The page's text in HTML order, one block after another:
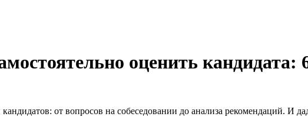
оценить кандидата:
от вопросов на собеседовании до анализа рекомендаций. И